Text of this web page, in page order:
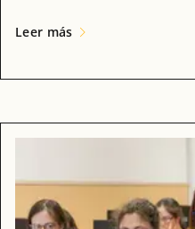
Leer más